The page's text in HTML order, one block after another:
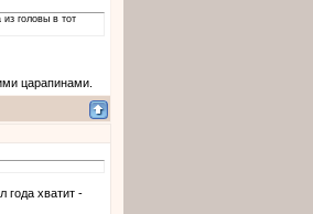
головы в тот
царапинами.
года хватит -